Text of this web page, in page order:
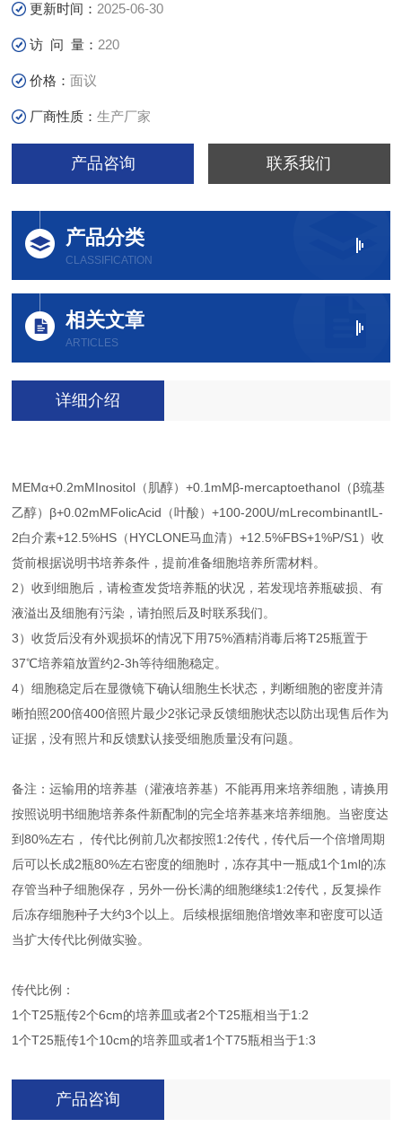
更新时间： 2025-06-30
访 问 量： 220
价格：面议
厂商性质：生产厂家
产品咨询 联系我们
产品分类
CLASSIFICATION
相关文章
ARTICLES
详细介绍
MEMα+0.2mMInositol（肌醇）+0.1mMβ-mercaptoethanol（β巯基
乙醇）β+0.02mMFolicAcid（叶酸）+100-200U/mLrecombinantIL-
2白介素+12.5%HS（HYCLONE马血清）+12.5%FBS+1%P/S1）收
货前根据说明书培养条件，提前准备细胞培养所需材料。
2）收到细胞后，请检查发货培养瓶的状况，若发现培养瓶破损、有
液溢出及细胞有污染，请拍照后及时联系我们。
3）收货后没有外观损坏的情况下用75%酒精消毒后将T25瓶置于
37℃培养箱放置约2-3h等待细胞稳定。
4）细胞稳定后在显微镜下确认细胞生长状态，判断细胞的密度并清
晰拍照200倍400倍照片最少2张记录反馈细胞状态以防出现售后作为
证据，没有照片和反馈默认接受细胞质量没有问题。
备注：运输用的培养基（灌液培养基）不能再用来培养细胞，请换用
按照说明书细胞培养条件新配制的完全培养基来培养细胞。当密度达
到80%左右， 传代比例前几次都按照1:2传代，传代后一个倍增周期
后可以长成2瓶80%左右密度的细胞时，冻存其中一瓶成1个1ml的冻
存管当种子细胞保存，另外一份长满的细胞继续1:2传代，反复操作
后冻存细胞种子大约3个以上。后续根据细胞倍增效率和密度可以适
当扩大传代比例做实验。
传代比例：
1个T25瓶传2个6cm的培养皿或者2个T25瓶相当于1:2
1个T25瓶传1个10cm的培养皿或者1个T75瓶相当于1:3
产品咨询